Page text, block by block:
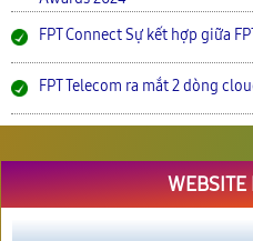
FPT Connect Sự kết hợp giữa
FPT Telecom ra mắt 2 dòng
WEBSITE